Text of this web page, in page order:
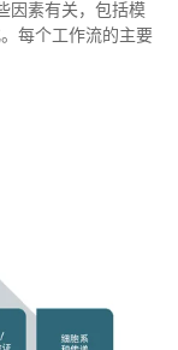
因素有关，包括模
每个工作流的主要